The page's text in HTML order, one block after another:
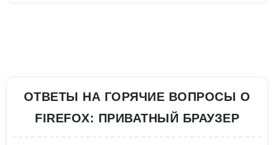
ОТВЕТЫ НА ГОРЯЧИЕ ВОПРОСЫ О
FIREFOX: ПРИВАТНЫЙ БРАУЗЕР